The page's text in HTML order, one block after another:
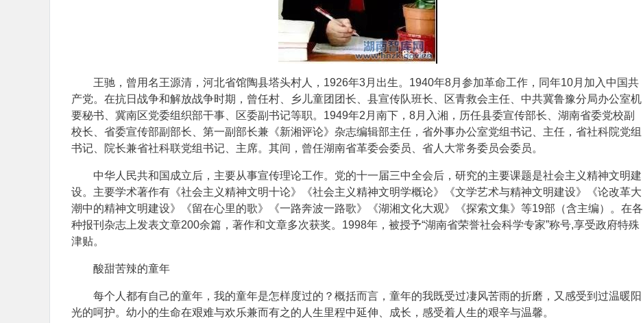
王驰，曾用名王源清，河北省馆陶县塔头村人，1926年3月出生。1940年8月参加革命工作，同年10月加入中国共
产党。在抗日战争和解放战争时期，曾任村、乡儿童团团长、县宣传队班长、区青救会主任、中共冀鲁豫分局办公室机
要秘书、冀南区党委组织部干事、区委副书记等职。1949年2月南下，8月入湘，历任县委宣传部长、湖南省委党校副
校长、省委宣传部副部长、第一副部长兼《新湘评论》杂志编辑部主任，省外事办公室党组书记、主任，省社科院党组
书记、院长兼省社科联党组书记、主席。其间，曾任湖南省革委会委员、省人大常务委员会委员。
中华人民共和国成立后，主要从事宣传理论工作。党的十一届三中全会后，研究的主要课题是社会主义精神文明建
设。主要学术著作有《社会主义精神文明十论》《社会主义精神文明学概论》《文学艺术与精神文明建设》《论改革大
潮中的精神文明建设》《留在心里的歌》《一路奔波一路歌》《湖湘文化大观》《探索文集》等19部（含主编）。在各
种报刊杂志上发表文章200余篇，著作和文章多次获奖。1998年，被授予“湖南省荣誉社会科学专家”称号,享受政府特殊
津贴。
酸甜苦辣的童年
每个人都有自己的童年，我的童年是怎样度过的？概括而言，童年的我既受过凄风苦雨的折磨，又感受到过温暖阳
光的呵护。幼小的生命在艰难与欢乐兼而有之的人生里程中延伸、成长，感受着人生的艰辛与温馨。